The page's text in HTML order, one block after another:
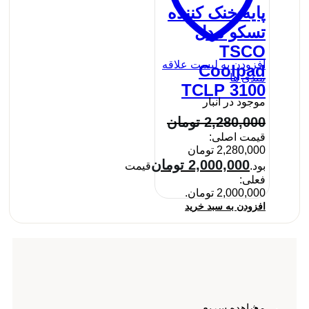
پایه خنک کننده
تسکو مدل
TSCO
Coolpad
TCLP 3100
2,280,000 تومان
قیمت اصلی:
2,280,000 تومان
2,000,000 تومانقیمت
فعلی:
2,000,000 تومان.
افزودن به سبد خرید
افزودن به لیست علاقه
مندی ها
موجود در انبار